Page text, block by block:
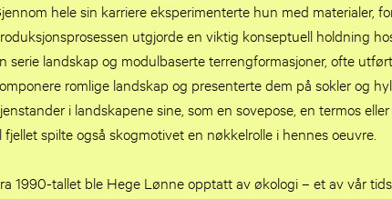
hele sin karriere eksperimenterte hun med materialer,
utgjorde en viktig konseptuell holdning
serie landskap og modulbaserte terrengformasjoner, ofte
romlige landskap og presenterte dem på sokler og
i landskapene sine, som en sovepose, en termos
fjellet spilte også skogmotivet en nøkkelrolle i hennes oeuvre.
1990-tallet ble Hege Lønne opptatt av økologi – et av vår